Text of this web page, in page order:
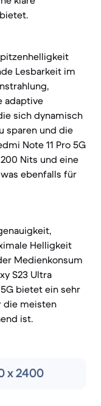
Lesbarkeit im
adaptive
sich dynamisch
sparen und die
Note 11 Pro 5G
Nits und eine
ebenfalls für
Helligkeit
Medienkonsum
S23 Ultra
5G bietet ein sehr
die meisten
ist.
x 2400